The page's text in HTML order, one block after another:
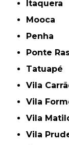
Itaquera
Mooca
Penha
Ponte
Tatuapé
Vila
Vila
Vila
Vila